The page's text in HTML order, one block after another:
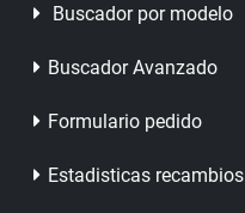
Buscador por modelo
Buscador Avanzado
Formulario pedido
Estadisticas recambios